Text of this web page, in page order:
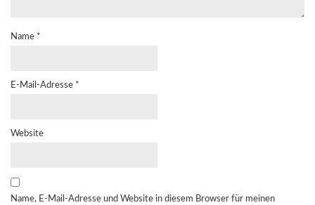
Name *
E-Mail-Adresse *
Website
Name, E-Mail-Adresse und Website in diesem Browser für meinen